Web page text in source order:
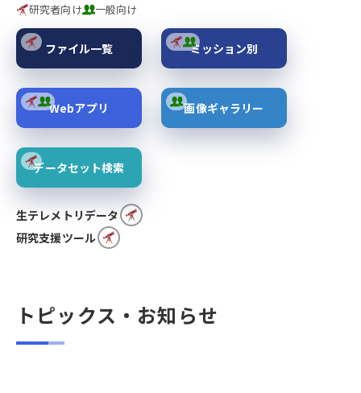
研究者向け 一般向け
ファイル一覧 ミッション別
Webアプリ 画像ギャラリー
データセット検索
生テレメトリデータ
研究支援ツール
トピックス・お知らせ